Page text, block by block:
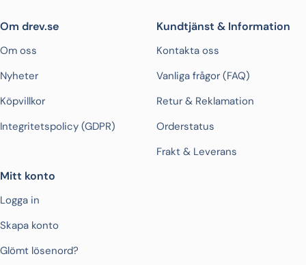
Om drev.se
Om oss
Nyheter
Köpvillkor
Integritetspolicy (GDPR)
Kundtjänst & Information
Kontakta oss
Vanliga frågor (FAQ)
Retur & Reklamation
Orderstatus
Frakt & Leverans
Mitt konto
Logga in
Skapa konto
Glömt lösenord?